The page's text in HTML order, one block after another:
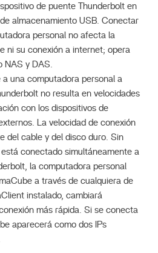
de puente Thunderbolt en
almacenamiento USB. Conectar
personal no afecta la
ni su conexión a internet; opera
NAS y DAS.
una computadora personal a
no resulta en velocidades
con los dispositivos de
La velocidad de conexión
del cable y del disco duro. Sin
conectado simultáneamente a
la computadora personal
a través de cualquiera de
instalado, cambiará
más rápida. Si se conecta
aparecerá como dos IPs